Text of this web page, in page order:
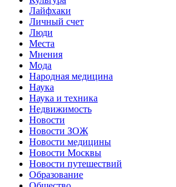
Лайфхаки
Личный счет
Люди
Места
Мнения
Мода
Народная медицина
Наука
Наука и техника
Недвижимость
Новости
Новости ЗОЖ
Новости медицины
Новости Москвы
Новости путешествий
Образование